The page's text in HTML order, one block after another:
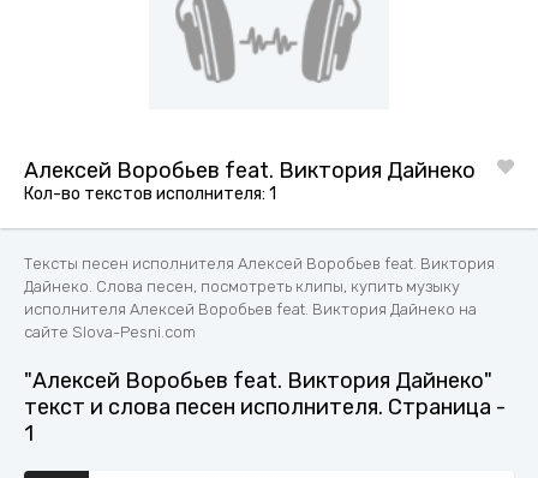
Алексей Воробьев feat. Виктория Дайнеко
Кол-во текстов исполнителя: 1
Тексты песен исполнителя Алексей Воробьев feat. Виктория
Дайнеко. Слова песен, посмотреть клипы, купить музыку
исполнителя Алексей Воробьев feat. Виктория Дайнеко на
сайте Slova-Pesni.com
"Алексей Воробьев feat. Виктория Дайнеко"
текст и слова песен исполнителя. Страница -
1